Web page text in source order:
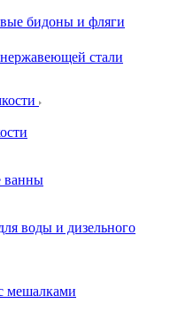
бидоны и фляги
стали
воды и дизельного
мешалками